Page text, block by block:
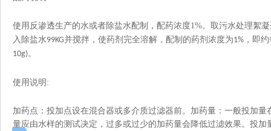
使用反渗透生产的水或者除盐水配制，配药浓度1%。取污水处理絮
入除盐水99KG并搅拌，使药剂完全溶解，配制的药剂浓度为1% ，即
10g)。
使用说明 :
加药点：投加点设在混合器或多介质过滤器前。加药量：一般投加量
量应由水样的测试决定，过多或过少的加药量会降低过滤效果。投